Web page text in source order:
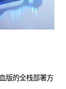
版的全栈部署方